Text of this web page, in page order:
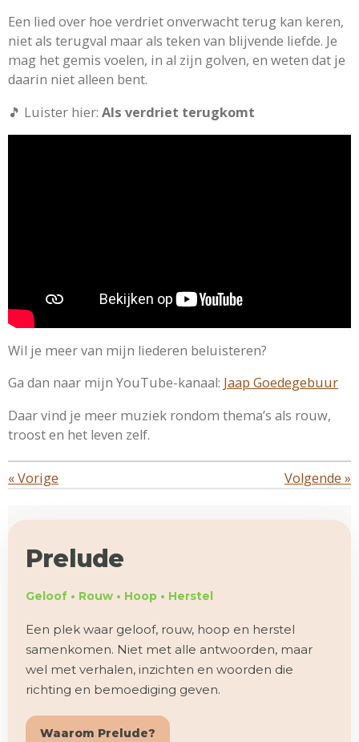
Een lied over hoe verdriet onverwacht terug kan keren,
niet als terugval maar als teken van blijvende liefde. Je
mag het gemis voelen, in al zijn golven, en weten dat je
daarin niet alleen bent.
🎵 Luister hier: Als verdriet terugkomt
Wil je meer van mijn liederen beluisteren?
Ga dan naar mijn YouTube-kanaal: Jaap Goedegebuur
Daar vind je meer muziek rondom thema’s als rouw,
troost en het leven zelf.
«Vorige Volgende »
Prelude
Geloof • Rouw • Hoop • Herstel
Een plek waar geloof, rouw, hoop en herstel
samenkomen. Niet met alle antwoorden, maar
wel met verhalen, inzichten en woorden die
richting en bemoediging geven.
Waarom Prelude?